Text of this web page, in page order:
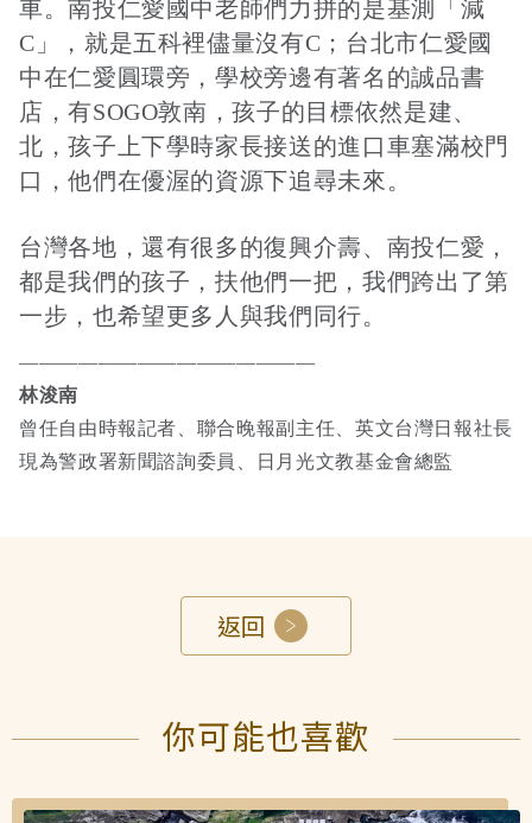
車。南投仁愛國中老師們力拼的是基測「減
C」，就是五科裡儘量沒有C；台北市仁愛國
中在仁愛圓環旁，學校旁邊有著名的誠品書
店，有SOGO敦南，孩子的目標依然是建、
北，孩子上下學時家長接送的進口車塞滿校門
口，他們在優渥的資源下追尋未來。
台灣各地，還有很多的復興介壽、南投仁愛，
都是我們的孩子，扶他們一把，我們跨出了第
一步，也希望更多人與我們同行。
———————————————
林浚南
曾任自由時報記者、聯合晚報副主任、英文台灣日報社長
現為警政署新聞諮詢委員、日月光文教基金會總監
返回
你可能也喜歡